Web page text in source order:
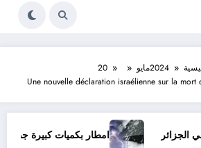
2024مايو
20
Une nouvelle déclaration israélienne sur la mort
امطار بكميات كبيرة جدا متوقعة في